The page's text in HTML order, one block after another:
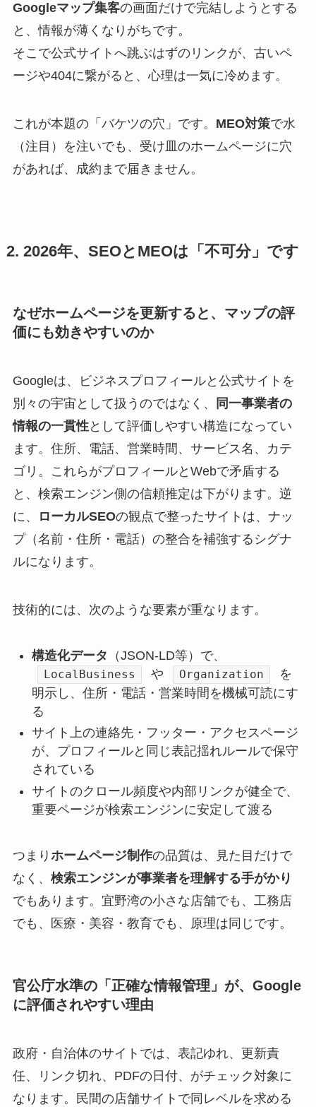
Googleマップ集客の画面だけで完結しようとする
と、情報が薄くなりがちです。
そこで公式サイトへ跳ぶはずのリンクが、古いペ
ージや404に繋がると、心理は一気に冷めます。
これが本題の「バケツの穴」です。 MEO対策で水
（注目）を注いでも、受け皿のホームページに穴
があれば、成約まで届きません。
2. 2026年、SEOとMEOは「不可分」です
なぜホームページを更新すると、マップの評
価にも効きやすいのか
Googleは、ビジネスプロフィールと公式サイトを
別々の宇宙として扱うのではなく、
同一事業者の
情報の一貫性として評価しやすい構造になってい
ます。住所、電話、営業時間、サービス名、カテ
ゴリ。これらがプロフィールとWebで矛盾する
と、検索エンジン側の信頼推定は下がります。逆
に、
ローカルSEOの観点で整ったサイトは、ナッ
プ（名前・住所・電話）の整合を補強するシグナ
ルになります。
技術的には、次のような要素が重なります。
構造化データ （JSON-LD等）で、
LocalBusiness や Organization
を
明示し、住所・電話・営業時間を機械可読にす
る
サイト上の連絡先・フッター・アクセスページ
が、プロフィールと同じ表記揺れルールで保守
されている
サイトのクロール頻度や内部リンクが健全で、
重要ページが検索エンジンに安定して渡る
つまり ホームページ制作の品質は、見た目だけで
なく、 検索エンジンが事業者を理解する手がかり
でもあります。宜野湾の小さな店舗でも、工務店
でも、医療・美容・教育でも、原理は同じです。
官公庁水準の「正確な情報管理」が、Google
に評価されやすい理由
政府・自治体のサイトでは、表記ゆれ、更新責
任、リンク切れ、PDFの日付、がチェック対象に
なります。民間の店舗サイトで同レベルを求める